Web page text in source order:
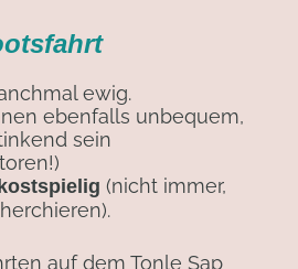
ewig.
ebenfalls unbequem,
sein
kostspielig (nicht immer,
auf dem Tonle Sap